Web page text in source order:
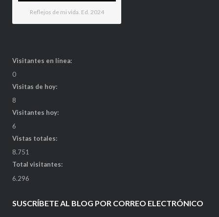
Reflejos de mi vida. Ed. 2024
Visitantes en línea:
0
Visitas de hoy:
8
Visitantes hoy:
6
Vistas totales:
8.751
Total visitantes:
6.296
SUSCRÍBETE AL BLOG POR CORREO ELECTRÓNICO